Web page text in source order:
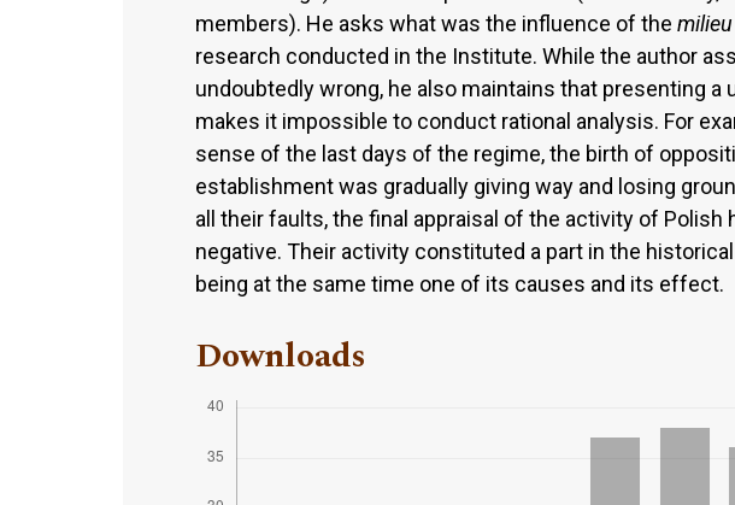
members). He asks what was the influence of the milieu
research conducted in the Institute. While the author
undoubtedly wrong, he also maintains that presenting a
makes it impossible to conduct rational analysis. For
sense of the last days of the regime, the birth of
establishment was gradually giving way and losing
all their faults, the final appraisal of the activity of
negative. Their activity constituted a part in the
being at the same time one of its causes and its effect.
Downloads